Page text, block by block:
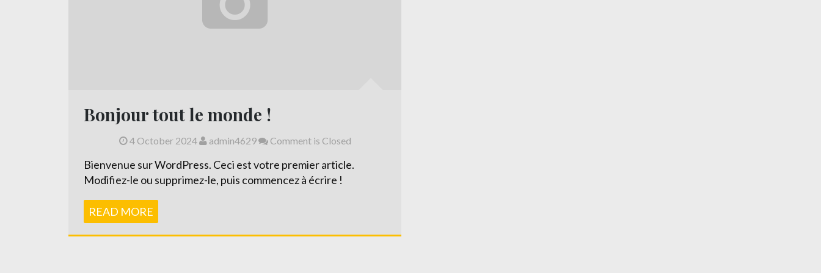
Bonjour tout le monde !
4 October 2024 admin4629 Comment is Closed
Bienvenue sur WordPress. Ceci est votre premier article.
Modifiez-le ou supprimez-le, puis commencez à écrire !
READ MORE